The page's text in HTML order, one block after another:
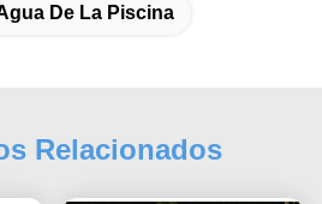
De La Piscina
Relacionados